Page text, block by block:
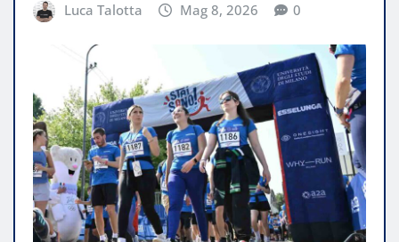
Luca Talotta Mag 8, 2026 0